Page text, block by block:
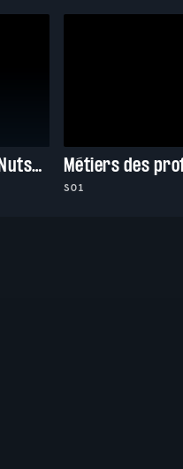
Le coureur des bois et le Nutshimiu-innu Métiers des
S01